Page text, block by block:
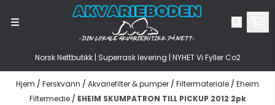
Hopp til innhold
Norsk Nettbutikk | Superrask levering | NYHET Vi Fyller Co2
Hjem / Ferskvann / Akvariefilter & pumper / Filtermateriale / Eheim
Filtermedie / EHEIM SKUMPATRON TILL PICKUP 2012 2pk